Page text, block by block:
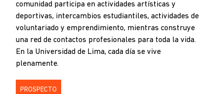
comunidad participa en actividades artísticas y
deportivas, intercambios estudiantiles, actividades de
voluntariado y emprendimiento, mientras construye
una red de contactos profesionales para toda la vida.
En la Universidad de Lima, cada día se vive
plenamente.
PROSPECTO